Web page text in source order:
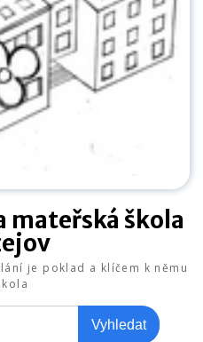
mateřská škola
je poklad a klíčem k němu